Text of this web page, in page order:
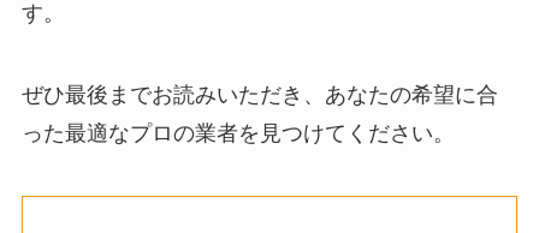
す。
ぜひ最後までお読みいただき、あなたの希望に合
った最適なプロの業者を見つけてください。